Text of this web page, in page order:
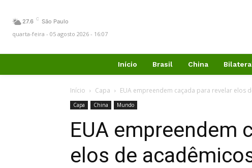
27.6 C São Paulo
quarta-feira - 05 agosto 2026 - 16:07
Início Brasil China
Início Capa EUA empreendem caçada para revelar elos
Capa China Mundo
EUA empreendem
elos de